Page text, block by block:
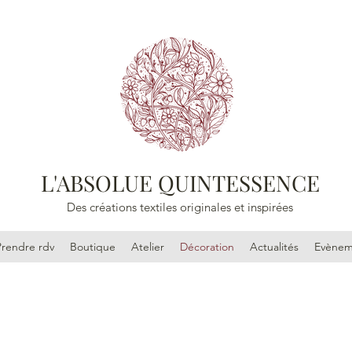
L'ABSOLUE QUINTESSENCE
Des créations textiles originales et inspirées
rdv Boutique Atelier Décoration Actualités